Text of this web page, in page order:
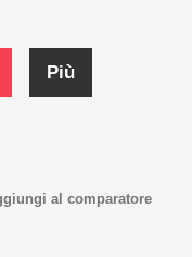
Più
al comparatore